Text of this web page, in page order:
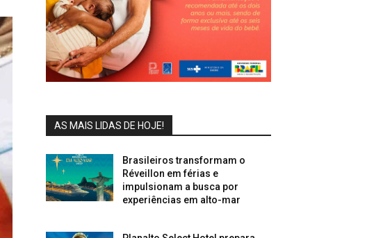
AS MAIS LIDAS DE HOJE!
Brasileiros transformam o
Réveillon em férias e
impulsionam a busca por
experiências em alto-mar